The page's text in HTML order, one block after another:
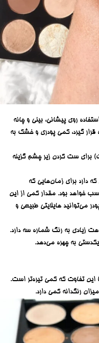
روی پیشانی، بینی و چانه
گیرد، کمی پودری و خشک به
برای ست کردن زیر چشم گزینه
دارد برای زمان‌هایی که
خواهد بود. مقدار کمی از این
می‌توانید هایلایتی طبیعی و
زیادی به رنگ شماره سه دارد.
به چهره می‌دهد.
این تفاوت که کمی تیره‌تر است.
رنگدانه کمی دارد.